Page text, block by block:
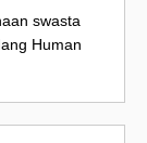
swasta
Human